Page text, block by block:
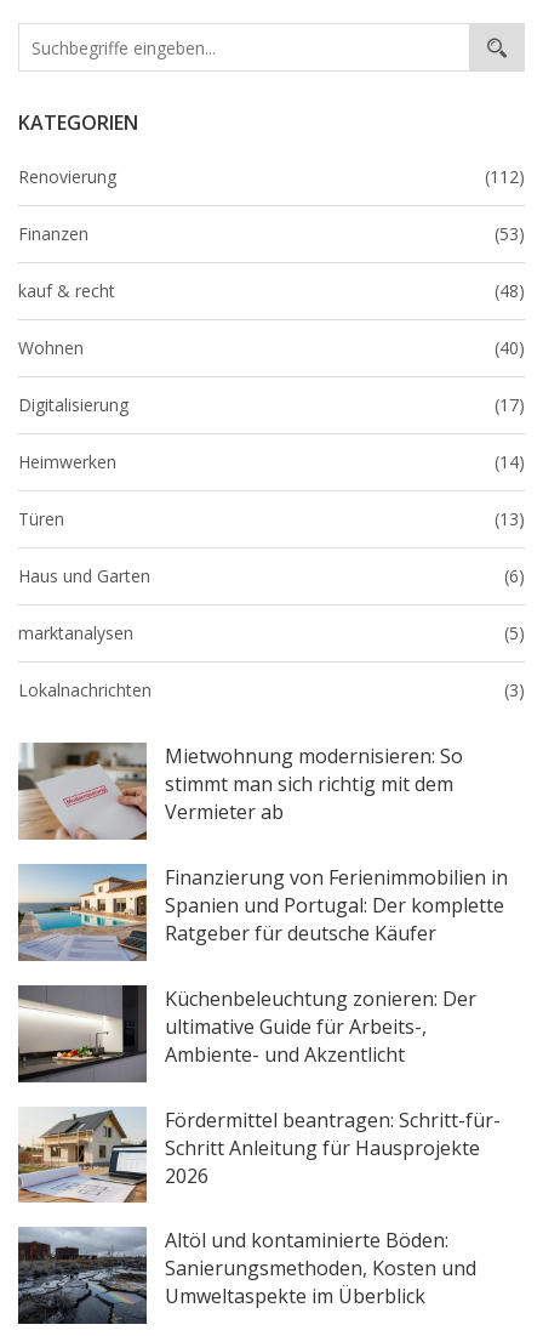
KATEGORIEN
Renovierung (112)
Finanzen (53)
kauf & recht (48)
Wohnen (40)
Digitalisierung (17)
Heimwerken (14)
Türen (13)
Haus und Garten (6)
marktanalysen (5)
Lokalnachrichten (3)
Mietwohnung modernisieren: So
stimmt man sich richtig mit dem
Vermieter ab
Finanzierung von Ferienimmobilien in
Spanien und Portugal: Der komplette
Ratgeber für deutsche Käufer
Küchenbeleuchtung zonieren: Der
ultimative Guide für Arbeits-,
Ambiente- und Akzentlicht
Fördermittel beantragen: Schritt-für-
Schritt Anleitung für Hausprojekte
2026
Altöl und kontaminierte Böden:
Sanierungsmethoden, Kosten und
Umweltaspekte im Überblick